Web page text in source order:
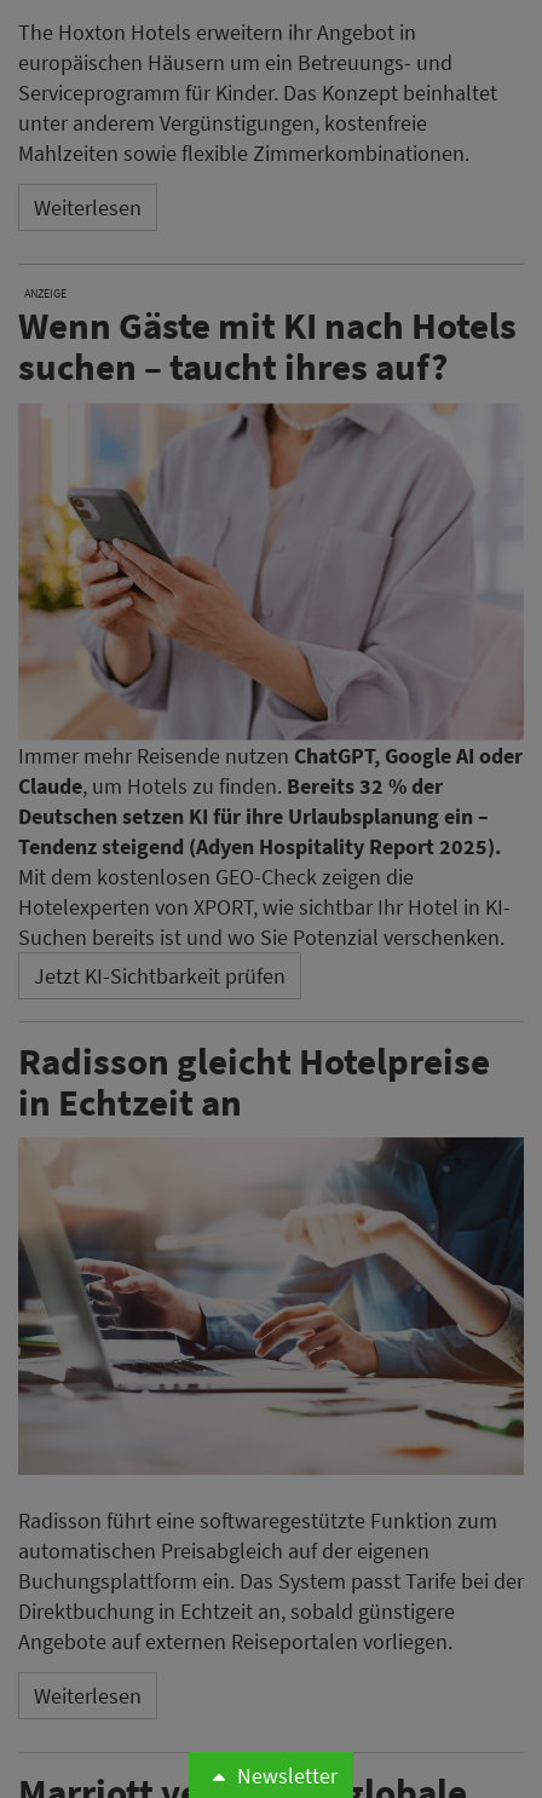
The Hoxton Hotels erweitern ihr Angebot in
europäischen Häusern um ein Betreuungs- und
Serviceprogramm für Kinder. Das Konzept beinhaltet
unter anderem Vergünstigungen, kostenfreie
Mahlzeiten sowie flexible Zimmerkombinationen.
Weiterlesen
ANZEIGE
Wenn Gäste mit KI nach Hotels
suchen – taucht ihres auf?
Immer mehr Reisende nutzen ChatGPT, Google AI oder
Claude, um Hotels zu finden. Bereits 32 % der
Deutschen setzen KI für ihre Urlaubsplanung ein –
Tendenz steigend (Adyen Hospitality Report 2025).
Mit dem kostenlosen GEO-Check zeigen die
Hotelexperten von XPORT, wie sichtbar Ihr Hotel in KI-
Suchen bereits ist und wo Sie Potenzial verschenken.
Jetzt KI-Sichtbarkeit prüfen
Radisson gleicht Hotelpreise
in Echtzeit an
Radisson führt eine softwaregestützte Funktion zum
automatischen Preisabgleich auf der eigenen
Buchungsplattform ein. Das System passt Tarife bei der
Direktbuchung in Echtzeit an, sobald günstigere
Angebote auf externen Reiseportalen vorliegen.
Weiterlesen
Newsletter